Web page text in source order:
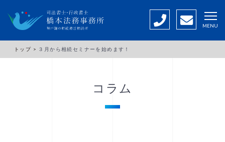
MENU
トップ > ３月から相続セミナーを始めます！
コラム